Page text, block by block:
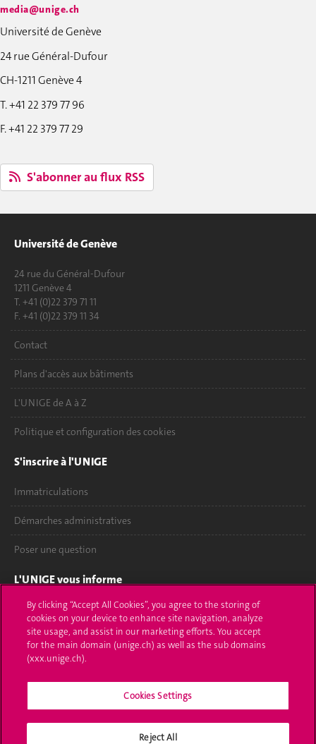
media@unige.ch
Université de Genève
24 rue Général-Dufour
CH-1211 Genève 4
T. +41 22 379 77 96
F. +41 22 379 77 29
S'abonner au flux RSS
Université de Genève
24 rue du Général-Dufour
1211 Genève 4
T. +41 (0)22 379 71 11
F. +41 (0)22 379 11 34
Contact
Plans d'accès aux bâtiments
L'UNIGE de A à Z
Politique et configuration des cookies
S'inscrire à l'UNIGE
Immatriculations
Démarches administratives
Poser une question
L'UNIGE vous informe
UNIGE Mobile
Médias
Offres d'emploi
Calendrier académique
By clicking “Accept All Cookies”, you agree to the storing of
cookies on your device to enhance site navigation, analyze
site usage, and assist in our marketing efforts. You accept
for the main domain (unige.ch) as well as the sub domains
(xxx.unige.ch).
Cookies Settings
Reject All